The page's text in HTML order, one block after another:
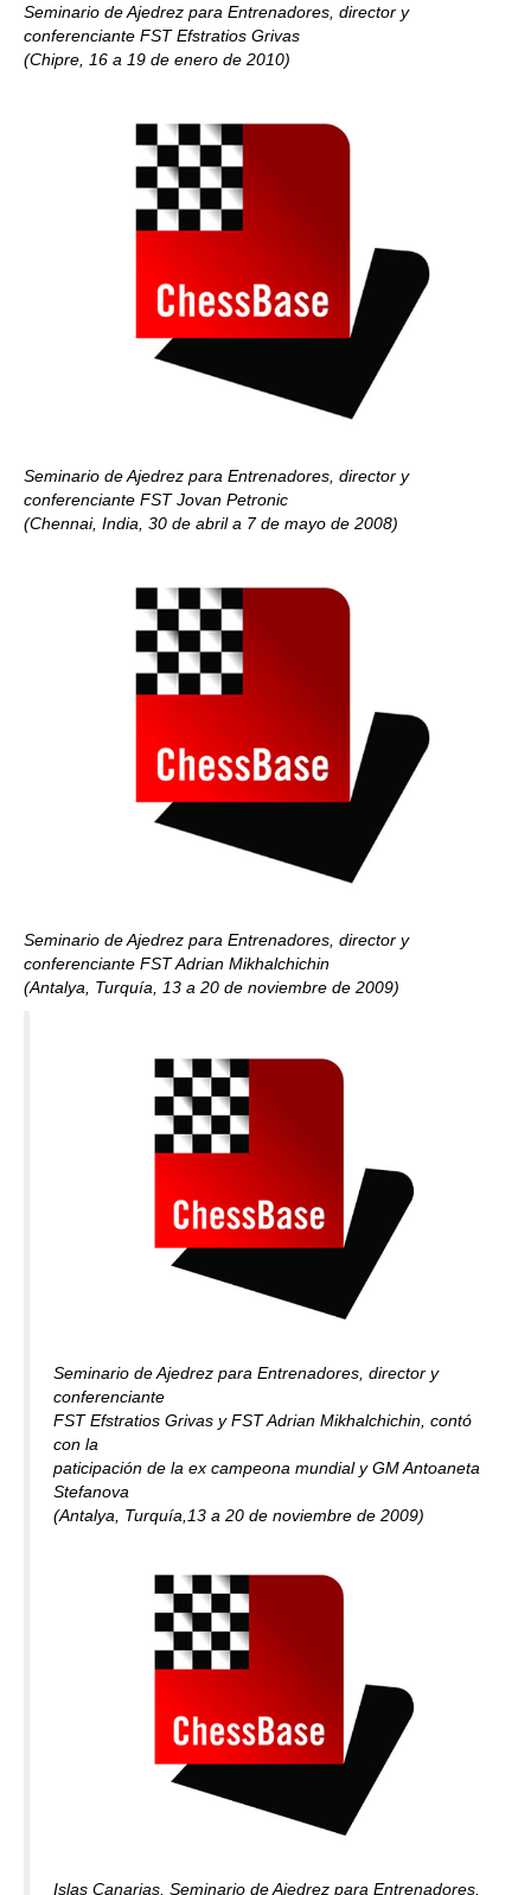
Seminario de Ajedrez para Entrenadores, director y
conferenciante FST Efstratios Grivas
(Chipre, 16 a 19 de enero de 2010)
Seminario de Ajedrez para Entrenadores, director y
conferenciante FST Jovan Petronic
(Chennai, India, 30 de abril a 7 de mayo de 2008)
Seminario de Ajedrez para Entrenadores, director y
conferenciante FST Adrian Mikhalchichin
(Antalya, Turquía, 13 a 20 de noviembre de 2009)
Seminario de Ajedrez para Entrenadores, director y
conferenciante
FST Efstratios Grivas y FST Adrian Mikhalchichin, contó
con la
paticipación de la ex campeona mundial y GM Antoaneta
Stefanova
(Antalya, Turquía,13 a 20 de noviembre de 2009)
Islas Canarias, Seminario de Ajedrez para Entrenadores,